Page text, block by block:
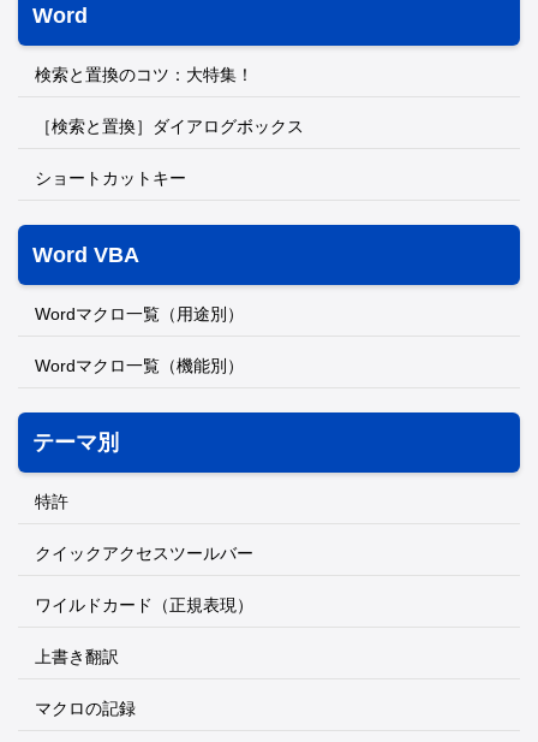
Word
検索と置換のコツ：大特集！
［検索と置換］ダイアログボックス
ショートカットキー
Word VBA
Wordマクロ一覧（用途別）
Wordマクロ一覧（機能別）
テーマ別
特許
クイックアクセスツールバー
ワイルドカード（正規表現）
上書き翻訳
マクロの記録